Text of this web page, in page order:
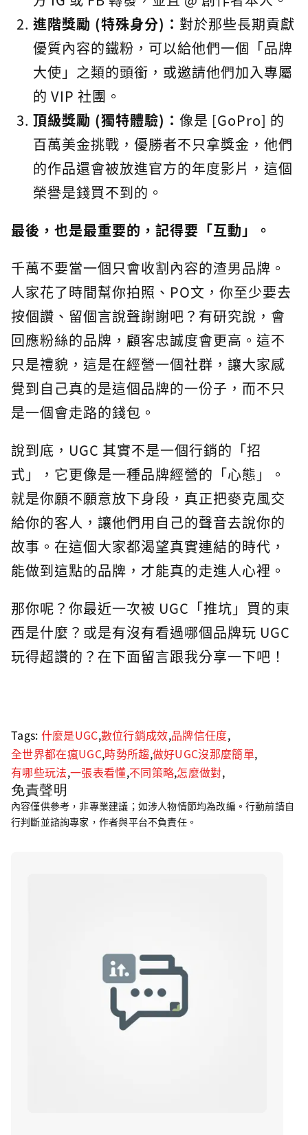
進階獎勵 (特殊身分)： 對於那些長期貢獻
優質內容的鐵粉，可以給他們一個「品牌
大使」之類的頭銜，或邀請他們加入專屬
的 VIP 社團。
頂級獎勵 (獨特體驗)： 像是 [GoPro] 的
百萬美金挑戰，優勝者不只拿獎金，他們
的作品還會被放進官方的年度影片，這個
榮譽是錢買不到的。
最後，也是最重要的，記得要「互動」。
千萬不要當一個只會收割內容的渣男品牌。
人家花了時間幫你拍照、PO文，你至少要去
按個讚、留個言說聲謝謝吧？有研究說，會
回應粉絲的品牌，顧客忠誠度會更高。這不
只是禮貌，這是在經營一個社群，讓大家感
覺到自己真的是這個品牌的一份子，而不只
是一個會走路的錢包。
說到底，UGC 其實不是一個行銷的「招
式」，它更像是一種品牌經營的「心態」。
就是你願不願意放下身段，真正把麥克風交
給你的客人，讓他們用自己的聲音去說你的
故事。在這個大家都渴望真實連結的時代，
能做到這點的品牌，才能真的走進人心裡。
那你呢？你最近一次被 UGC「推坑」買的東
西是什麼？或是有沒有看過哪個品牌玩 UGC
玩得超讚的？在下面留言跟我分享一下吧！
Tags: 什麼是UGC,數位行銷成效,品牌信任度,
全世界都在瘋UGC,時勢所趨,做好UGC沒那麼簡單,
有哪些玩法,一張表看懂,不同策略,怎麼做對,
免責聲明
內容僅供參考，非專業建議；如涉人物情節均為改編。行動前請自
行判斷並諮詢專家，作者與平台不負責任。